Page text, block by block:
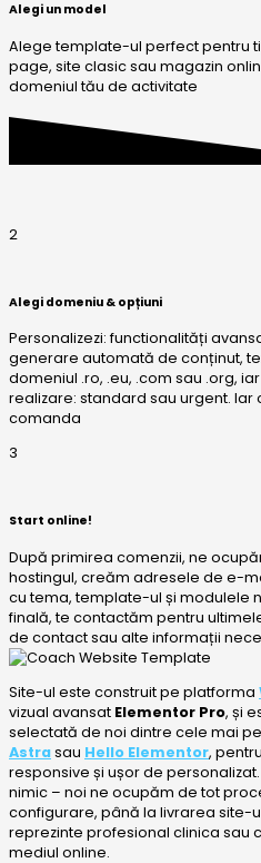
Alegi un model
Alege template-ul perfect pentru
page, site clasic sau magazin
domeniul tău de activitate
2
Alegi domeniu & opțiuni
Personalizezi: functionalități
generare automată de conținut,
domeniul .ro, .eu, .com sau .org,
realizare: standard sau urgent. Iar
comanda
3
Start online!
După primirea comenzii, ne
hostingul, creăm adresele de e-
cu tema, template-ul și modulele
finală, te contactăm pentru
de contact sau alte informații
Site-ul este construit pe platforma
vizual avansat Elementor Pro, și
selectată de noi dintre cele mai
Astrasau Hello Elementor,
responsive și ușor de
nimic – noi ne ocupăm de tot
configurare, până la livrarea site-
reprezinte profesional clinica sau
mediul online.